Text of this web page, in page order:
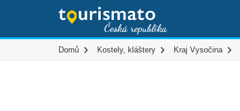
Domů Kostely, kláštery Kraj Vysočina